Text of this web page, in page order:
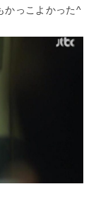
かっこよかった^